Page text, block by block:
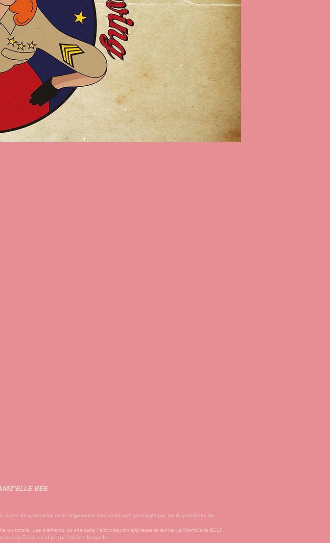
BEE
noms de spectacles et arrangements musicaux) sont protégés par les dispositions du
totale, des éléments du site sans l’autorisation expresse et écrite de Mamz'elle BEE]
du Code de la propriété intellectuelle.